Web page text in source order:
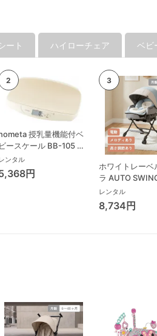
ート ハイローチェア ベビ
授乳量機能付ベ
ビースケール BB-105 タ
タ(TANITA) ベビースケ
ル・体重計
ンタル
円
ホワイトレーベ
ラ AUTO
Long スリープ
コンビ(Combi)
チェア・ベビー
レンタル
8,734円